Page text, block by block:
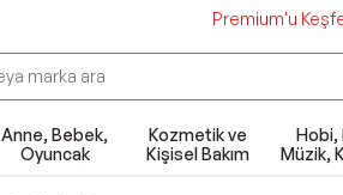
Premium'u
Anne, Bebek,
Oyuncak
Kozmetik ve
Kişisel Bakım
Hobi,
Müzik,